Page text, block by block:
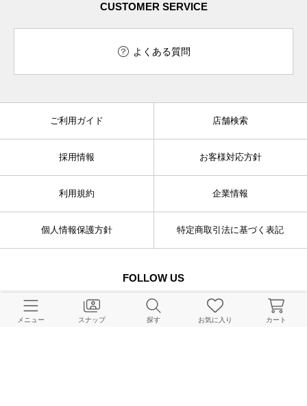
CUSTOMER SERVICE
よくある質問
ご利用ガイド 店舗検索
採用情報 お客様対応方針
利用規約 企業情報
個人情報保護方針 特定商取引法に基づく表記
FOLLOW US
メニュー スナップ 探す お気に入り カート